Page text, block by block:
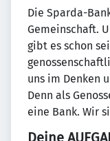
Die Sparda-
Gemeinschaft.
gibt es schon
uns im Denken
Denn als
eine Bank. Wir
Deine